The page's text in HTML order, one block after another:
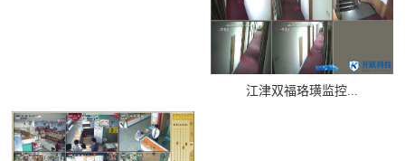
江津双福珞璜监控...